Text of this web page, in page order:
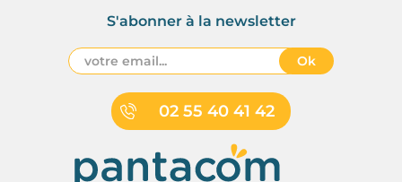
02 55 40 41 42
S'abonner à la newsletter
Ok